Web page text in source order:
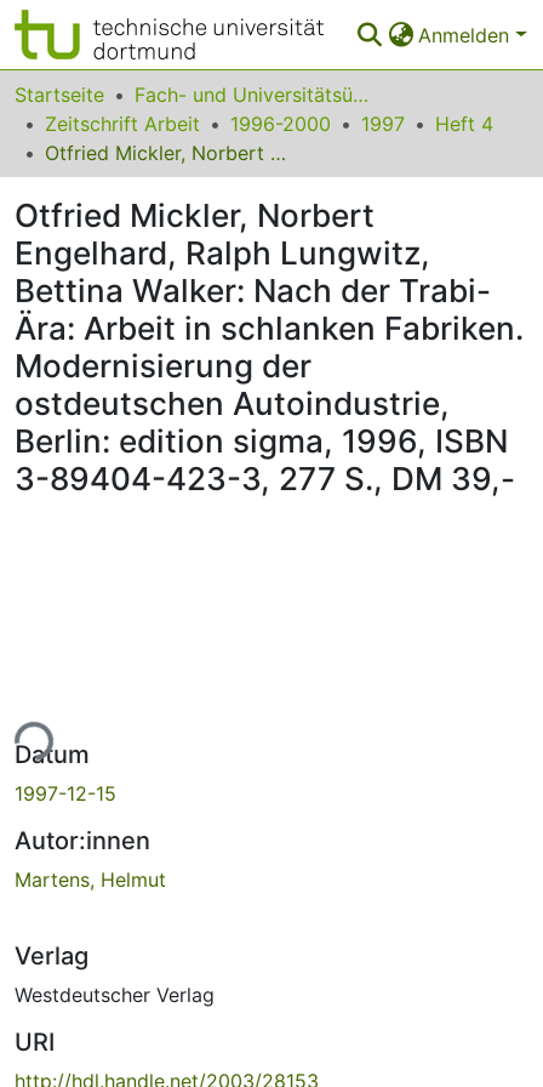
Anmelden
Bereiche & Sammlungen
Das gesamte Repositorium
FAQ
Leitlinien
Zurück zur Startseite
Startseite
Fach- und Universitätsübergreifendes
Zeitschrift Arbeit
1996-2000 1997
Heft 4
Otfried Mickler, Norbert Engelhard, Ralph Lungwitz, Bettina Walker: Nach der Trabi-Ära: Arbeit in schlanken Fabriken. Modernisierung der ostdeutschen Autoindustrie, Berlin: edition sigma, 1996, ISBN 3-89404-423-3, 277 S., DM 39,-
Otfried Mickler, Norbert
Engelhard, Ralph Lungwitz,
Bettina Walker: Nach der Trabi-
Ära: Arbeit in schlanken Fabriken.
Modernisierung der
ostdeutschen Autoindustrie,
Berlin: edition sigma, 1996, ISBN
3-89404-423-3, 277 S., DM 39,-
Datum
1997-12-15
Autor:innen
Martens, Helmut
Verlag
Westdeutscher Verlag
URI
http://hdl.handle.net/2003/28153